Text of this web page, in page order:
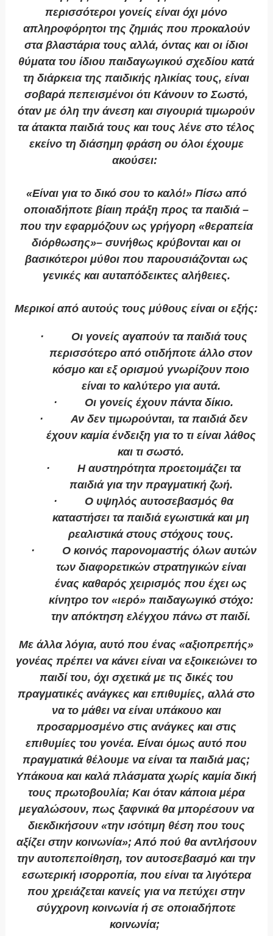
περισσότεροι γονείς είναι όχι μόνο
απληροφόρητοι της ζημιάς που προκαλούν
στα βλαστάρια τους αλλά, όντας και οι ίδιοι
θύματα του ίδιου παιδαγωγικού σχεδίου κατά
τη διάρκεια της παιδικής ηλικίας τους, είναι
σοβαρά πεπεισμένοι ότι Κάνουν το Σωστό,
όταν με όλη την άνεση και σιγουριά τιμωρούν
τα άτακτα παιδιά τους και τους λένε στο τέλος
εκείνο τη διάσημη φράση ου όλοι έχουμε
ακούσει:
«Είναι για το δικό σου το καλό!» Πίσω από
οποιαδήποτε βίαιη πράξη προς τα παιδιά –
που την εφαρμόζουν ως γρήγορη «θεραπεία
διόρθωσης»– συνήθως κρύβονται και οι
βασικότεροι μύθοι που παρουσιάζονται ως
γενικές και αυταπόδεικτες αλήθειες.
Μερικοί από αυτούς τους μύθους είναι οι εξής:
· Οι γονείς αγαπούν τα παιδιά τους
περισσότερο από οτιδήποτε άλλο στον
κόσμο και εξ ορισμού γνωρίζουν ποιο
είναι το καλύτερο για αυτά.
· Οι γονείς έχουν πάντα δίκιο.
· Αν δεν τιμωρούνται, τα παιδιά δεν
έχουν καμία ένδειξη για το τι είναι λάθος
και τι σωστό.
· Η αυστηρότητα προετοιμάζει τα
παιδιά για την πραγματική ζωή.
· Ο υψηλός αυτοσεβασμός θα
καταστήσει τα παιδιά εγωιστικά και μη
ρεαλιστικά στους στόχους τους.
· Ο κοινός παρονομαστής όλων αυτών
των διαφορετικών στρατηγικών είναι
ένας καθαρός χειρισμός που έχει ως
κίνητρο τον «ιερό» παιδαγωγικό στόχο:
την απόκτηση ελέγχου πάνω στ παιδί.
Με άλλα λόγια, αυτό που ένας «αξιοπρεπής»
γονέας πρέπει να κάνει είναι να εξοικειώνει το
παιδί του, όχι σχετικά με τις δικές του
πραγματικές ανάγκες και επιθυμίες, αλλά στο
να το μάθει να είναι υπάκουο και
προσαρμοσμένο στις ανάγκες και στις
επιθυμίες του γονέα. Είναι όμως αυτό που
πραγματικά θέλουμε να είναι τα παιδιά μας;
Υπάκουα και καλά πλάσματα χωρίς καμία δική
τους πρωτοβουλία; Και όταν κάποια μέρα
μεγαλώσουν, πως ξαφνικά θα μπορέσουν να
διεκδικήσουν «την ισότιμη θέση που τους
αξίζει στην κοινωνία»; Από πού θα αντλήσουν
την αυτοπεποίθηση, τον αυτοσεβασμό και την
εσωτερική ισορροπία, που είναι τα λιγότερα
που χρειάζεται κανείς για να πετύχει στην
σύγχρονη κοινωνία ή σε οποιαδήποτε
κοινωνία;